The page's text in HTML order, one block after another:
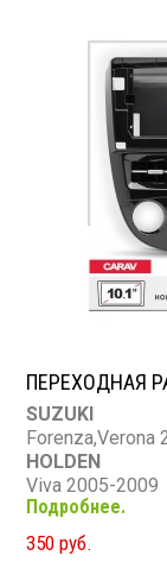
ПЕРЕХОДНАЯ
SUZUKI
Forenza,Verona
HOLDEN
Viva 2005-2009
RAVON
Gentra 2015-2018
DAEWOO
Подробнее.
350 руб.